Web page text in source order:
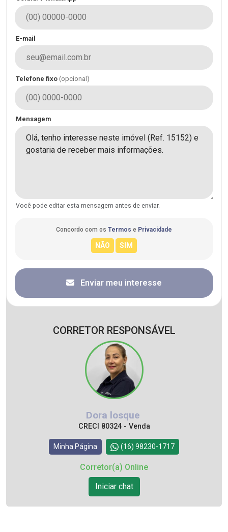
E-mail
Telefone fixo (opcional)
Mensagem
Você pode editar esta mensagem antes de enviar.
Concordo com os Termos e Privacidade
Enviar meu interesse
CORRETOR RESPONSÁVEL
Dora losque
CRECI 80324 - Venda
Minha Página (16) 98230-1717
Corretor(a) Online
Iniciar chat